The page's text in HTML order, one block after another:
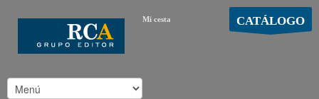
Mi cesta CATÁLOGO